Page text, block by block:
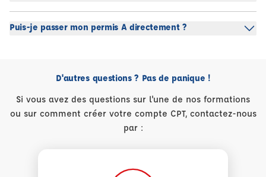
Puis-je passer mon permis A directement ?
D'autres questions ? Pas de panique !
Si vous avez des questions sur l'une de nos formations
ou sur comment créer votre compte CPT, contactez-nous
par :